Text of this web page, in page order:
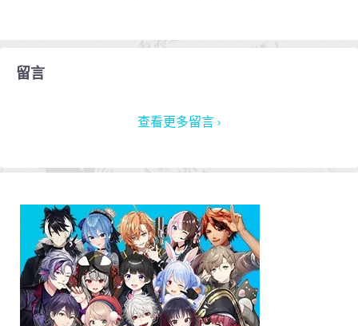
留言
查看更多留言 ›